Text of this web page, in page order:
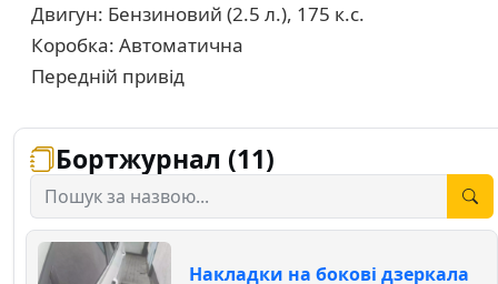
Двигун: Бензиновий (2.5 л.), 175 к.с.
Коробка: Автоматична
Передній привід
Бортжурнал (11)
Накладки на бокові дзеркала